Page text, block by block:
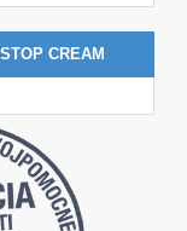
CREAM